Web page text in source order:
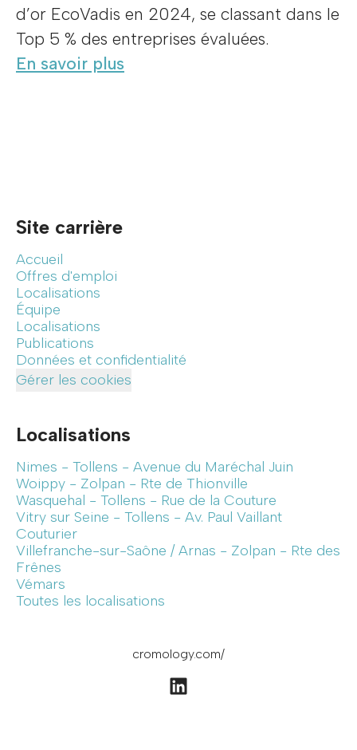
d’or EcoVadis en 2024, se classant dans le
Top 5 % des entreprises évaluées.
En savoir plus
Site carrière
Accueil
Offres d'emploi
Localisations
Équipe
Localisations
Publications
Données et confidentialité
Gérer les cookies
Localisations
Nimes - Tollens - Avenue du Maréchal Juin
Woippy - Zolpan - Rte de Thionville
Wasquehal - Tollens - Rue de la Couture
Vitry sur Seine - Tollens - Av. Paul Vaillant
Couturier
Villefranche-sur-Saône / Arnas - Zolpan - Rte des
Frênes
Vémars
Toutes les localisations
cromology.com/